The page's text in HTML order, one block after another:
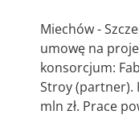
Miechów -
umowę na
konsorcjum:
Stroy (partner).
mln zł. Prace